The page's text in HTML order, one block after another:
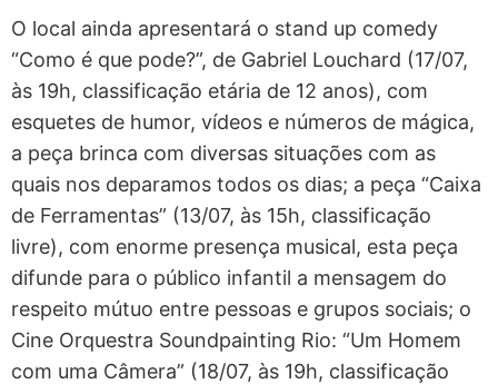
O local ainda apresentará o stand up comedy
“Como é que pode?”, de Gabriel Louchard (17/07,
às 19h, classificação etária de 12 anos), com
esquetes de humor, vídeos e números de mágica,
a peça brinca com diversas situações com as
quais nos deparamos todos os dias; a peça “Caixa
de Ferramentas” (13/07, às 15h, classificação
livre), com enorme presença musical, esta peça
difunde para o público infantil a mensagem do
respeito mútuo entre pessoas e grupos sociais; o
Cine Orquestra Soundpainting Rio: “Um Homem
com uma Câmera” (18/07, às 19h, classificação